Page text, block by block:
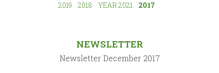
2019 2018 YEAR 2021 2017
NEWSLETTER
Newsletter December 2017